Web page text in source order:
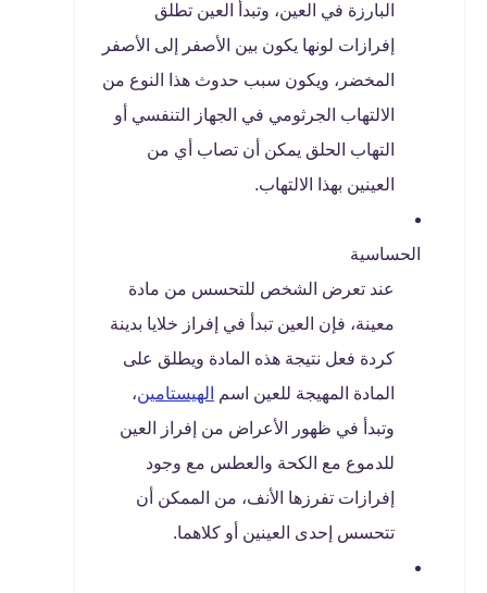
البارزة في العين، وتبدأ العين تطلق
إفرازات لونها يكون بين الأصفر إلى الأصفر
المخضر، ويكون سبب حدوث هذا النوع من
الالتهاب الجرثومي في الجهاز التنفسي أو
التهاب الحلق يمكن أن تصاب أي من
العينين بهذا الالتهاب.
الحساسية
عند تعرض الشخص للتحسس من مادة
معينة، فإن العين تبدأ في إفراز خلايا بدينة
كردة فعل نتيجة هذه المادة ويطلق على
المادة المهيجة للعين اسم
الهيستامين،
وتبدأ في ظهور الأعراض من إفراز العين
للدموع مع الكحة والعطس مع وجود
إفرازات تفرزها الأنف، من الممكن أن
تتحسس إحدى العينين أو كلاهما.